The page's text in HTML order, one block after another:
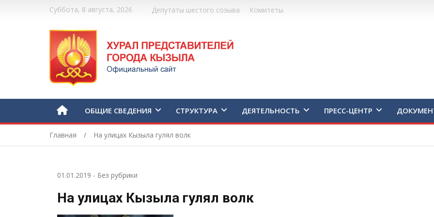
Суббота, 8 августа, 2026 Депутаты шестого созыва Комитеты
ОБЩИЕ СВЕДЕНИЯ СТРУКТУРА ДЕЯТЕЛЬНОСТЬ ПРЕСС-ЦЕНТР
Главная На улицах Кызыла гулял волк
01.01.2019 - Без рубрики
На улицах Кызыла гулял волк